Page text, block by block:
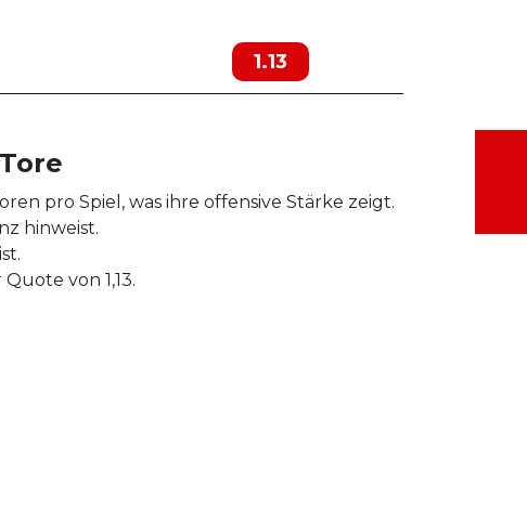
1.13
pro Spiel, was ihre offensive Stärke zeigt.
hinweist.
von 1,13.